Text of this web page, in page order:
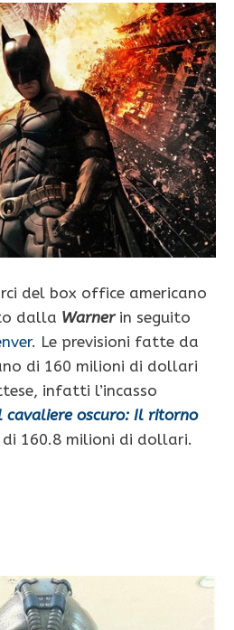
del box office americano
dalla Warnerin seguito
. Le previsioni fatte da
di 160 milioni di dollari
infatti l’incasso
cavaliere oscuro: Il ritorno
160.8 milioni di dollari.